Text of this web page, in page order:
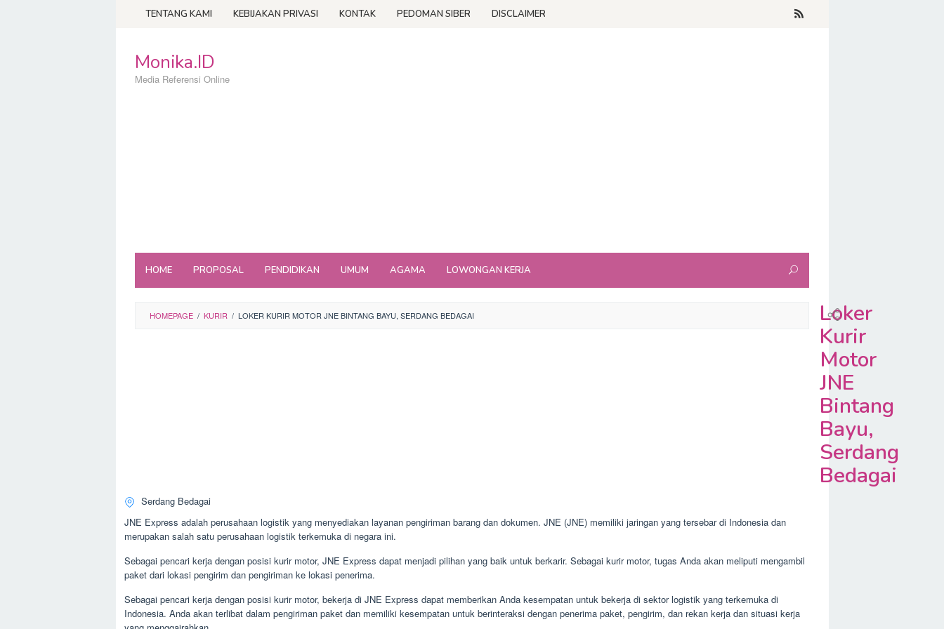
TENTANG KAMI KEBIJAKAN PRIVASI KONTAK PEDOMAN SIBER DISCLAIMER
Monika.ID
Media Referensi Online
HOME PROPOSAL PENDIDIKAN UMUM AGAMA LOWONGAN KERJA
HOMEPAGE / KURIR / LOKER KURIR MOTOR JNE BINTANG BAYU, SERDANG BEDAGAI
Loker
Kurir
Motor
JNE
Bintang
Bayu,
Serdang
Bedagai
Serdang Bedagai
JNE Express adalah perusahaan logistik yang menyediakan layanan pengiriman barang dan dokumen. JNE (JNE) memiliki jaringan yang tersebar di Indonesia dan
merupakan salah satu perusahaan logistik terkemuka di negara ini.
Sebagai pencari kerja dengan posisi kurir motor, JNE Express dapat menjadi pilihan yang baik untuk berkarir. Sebagai kurir motor, tugas Anda akan meliputi mengambil
paket dari lokasi pengirim dan pengiriman ke lokasi penerima.
Sebagai pencari kerja dengan posisi kurir motor, bekerja di JNE Express dapat memberikan Anda kesempatan untuk bekerja di sektor logistik yang terkemuka di
Indonesia. Anda akan terlibat dalam pengiriman paket dan memiliki kesempatan untuk berinteraksi dengan penerima paket, pengirim, dan rekan kerja dan situasi kerja